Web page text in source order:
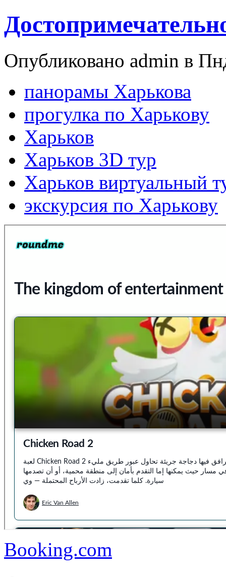
Опубликовано admin в
панорамы Харькова
прогулка по Харькову
Харьков
Харьков 3D тур
Харьков виртуальный
экскурсия по Харькову
Booking.com